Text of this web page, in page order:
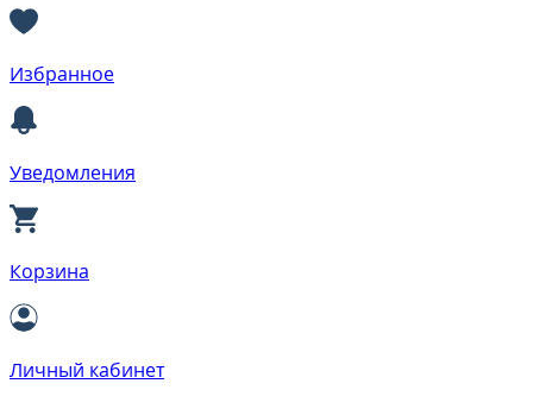
Избранное
Уведомления
Корзина
Личный кабинет